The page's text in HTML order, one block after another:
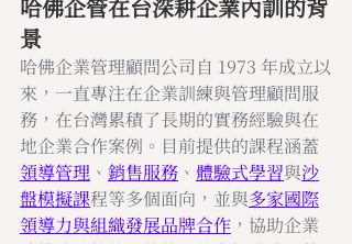
哈佛企管在台深耕企業內訓的背
景
哈佛企業管理顧問公司自 1973 年成立以
來，一直專注在企業訓練與管理顧問服
務，在台灣累積了長期的實務經驗與在
地企業合作案例。目前提供的課程涵蓋
領導管理 、 銷售服務 、 體驗式學習與沙
盤模擬課程等多個面向，並與多家國際
領導力與組織發展品牌合作 ，協助企業